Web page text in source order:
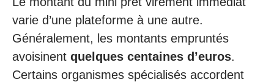
varie d’une plateforme à une autre.
Généralement, les montants empruntés
avoisinent quelques centaines d’euros.
Certains organismes spécialisés accordent